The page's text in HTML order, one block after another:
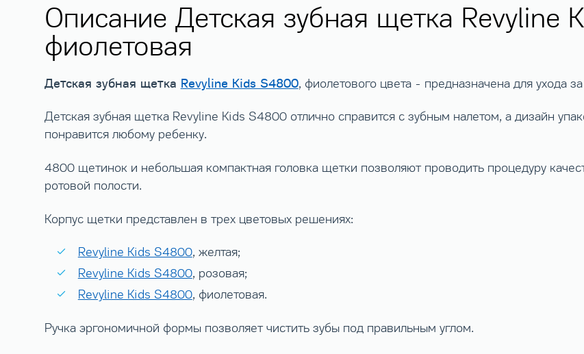
Описание Детская зубная щетка Revyline
фиолетовая
Детская зубная щетка Revyline Kids S4800, фиолетового цвета - предназначена для ухода
Детская зубная щетка Revyline Kids S4800 отлично справится с зубным налетом, а дизайн
понравится любому ребенку.
4800 щетинок и небольшая компактная головка щетки позволяют проводить процедуру
ротовой полости.
Корпус щетки представлен в трех цветовых решениях:
Revyline Kids S4800, желтая;
Revyline Kids S4800, розовая;
Revyline Kids S4800, фиолетовая.
Ручка эргономичной формы позволяет чистить зубы под правильным углом.